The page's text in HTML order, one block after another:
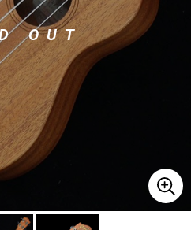
電子ピアノ
その他楽器
OUT